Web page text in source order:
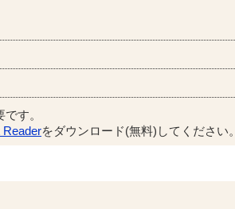
です。
Readerをダウンロード(無料)してください。